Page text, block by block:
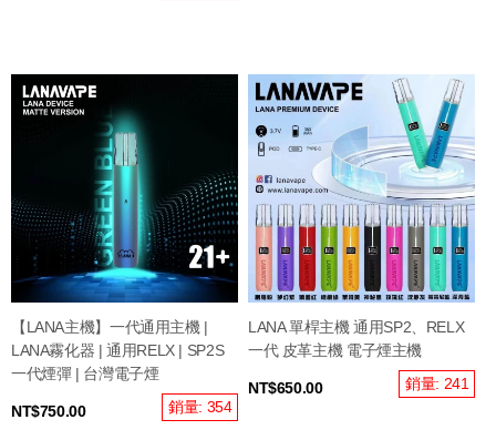
【LANA主機】一代通用主機 |
LANA霧化器 | 通用RELX | SP2S
一代煙彈 | 台灣電子煙
NT$750.00 銷量: 354
LANA 單桿主機 通用SP2、RELX
一代 皮革主機 電子煙主機
NT$650.00 銷量: 241